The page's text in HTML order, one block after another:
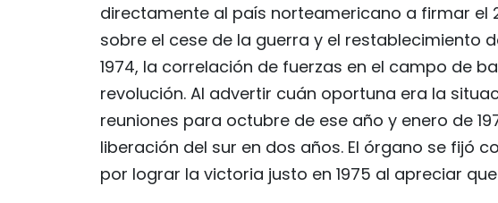
directamente al país norteamericano a firmar el
sobre el cese de la guerra y el restablecimiento
1974, la correlación de fuerzas en el campo de
revolución. Al advertir cuán oportuna era la
reuniones para octubre de ese año y enero de
liberación del sur en dos años. El órgano se fijó
por lograr la victoria justo en 1975 al apreciar